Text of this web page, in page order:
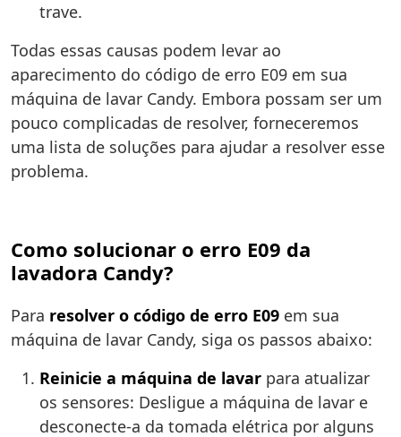
trave.
Todas essas causas podem levar ao
aparecimento do código de erro E09 em sua
máquina de lavar Candy. Embora possam ser um
pouco complicadas de resolver, forneceremos
uma lista de soluções para ajudar a resolver esse
problema.
Como solucionar o erro E09 da
lavadora Candy?
Para resolver o código de erro E09 em sua
máquina de lavar Candy, siga os passos abaixo:
Reinicie a máquina de lavar para atualizar
os sensores: Desligue a máquina de lavar e
desconecte-a da tomada elétrica por alguns